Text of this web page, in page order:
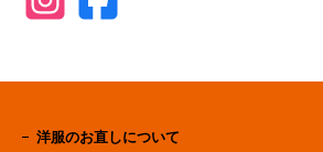
洋服のお直しについて